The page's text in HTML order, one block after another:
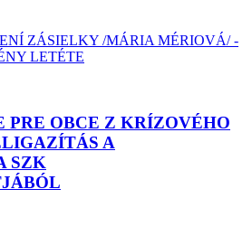
ZÁSIELKY /MÁRIA MÉRIOVÁ/ -
LETÉTE
PRE OBCE Z KRÍZOVÉHO
A
SZK